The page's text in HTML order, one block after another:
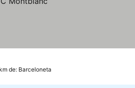
de: Barceloneta